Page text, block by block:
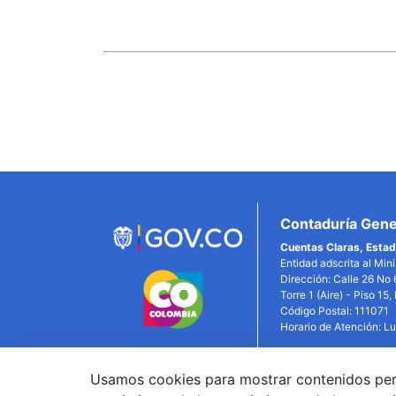
Contaduría
Cuentas Claras,
Entidad adscrita al
Dirección: Calle 26 No
Torre 1 (Aire) - Piso
Código Postal: 111071
Horario de Atención:
Usamos cookies para mostrar contenidos